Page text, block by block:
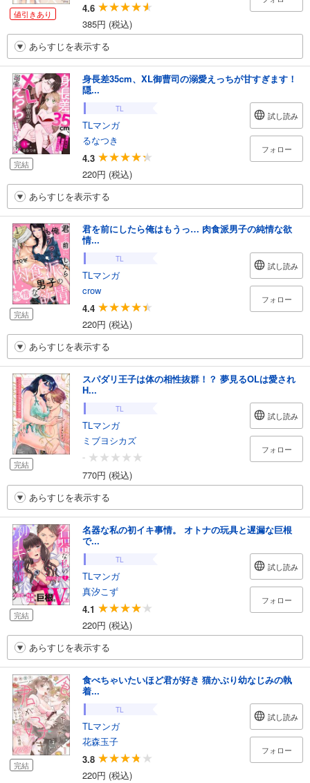
値引きあり
4.6
385円 (税込)
あらすじを表示する
完結
身長差35cm、XL御曹司の溺愛えっちが甘すぎます！
隠...
TL
TLマンガ
るなつき
4.3
220円 (税込)
試し読み
フォロー
あらすじを表示する
完結
君を前にしたら俺はもうっ… 肉食派男子の純情な欲
情...
TL
TLマンガ
crow
4.4
220円 (税込)
試し読み
フォロー
あらすじを表示する
完結
スパダリ王子は体の相性抜群！？ 夢見るOLは愛され
H...
TL
TLマンガ
ミブヨシカズ
-
770円 (税込)
試し読み
フォロー
あらすじを表示する
完結
名器な私の初イキ事情。 オトナの玩具と遅漏な巨根
で...
TL
TLマンガ
真汐こず
4.1
220円 (税込)
試し読み
フォロー
あらすじを表示する
完結
食べちゃいたいほど君が好き 猫かぶり幼なじみの執
着...
TL
TLマンガ
花森玉子
3.8
220円 (税込)
試し読み
フォロー